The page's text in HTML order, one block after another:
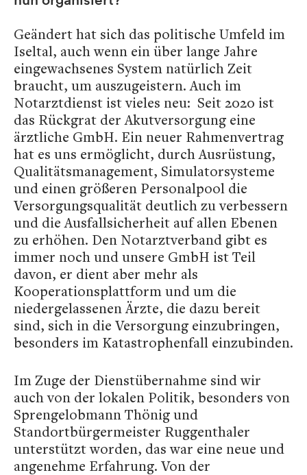
Geändert hat sich das politische Umfeld im
Iseltal, auch wenn ein über lange Jahre
eingewachsenes System natürlich Zeit
braucht, um auszugeistern. Auch im
Notarztdienst ist vieles neu: Seit 2020 ist
das Rückgrat der Akutversorgung eine
ärztliche GmbH. Ein neuer Rahmenvertrag
hat es uns ermöglicht, durch Ausrüstung,
Qualitätsmanagement, Simulatorsysteme
und einen größeren Personalpool die
Versorgungsqualität deutlich zu verbessern
und die Ausfallsicherheit auf allen Ebenen
zu erhöhen. Den Notarztverband gibt es
immer noch und unsere GmbH ist Teil
davon, er dient aber mehr als
Kooperationsplattform und um die
niedergelassenen Ärzte, die dazu bereit
sind, sich in die Versorgung einzubringen,
besonders im Katastrophenfall einzubinden.
Im Zuge der Dienstübernahme sind wir
auch von der lokalen Politik, besonders von
Sprengelobmann Thönig und
Standortbürgermeister Ruggenthaler
unterstützt worden, das war eine neue und
angenehme Erfahrung. Von der